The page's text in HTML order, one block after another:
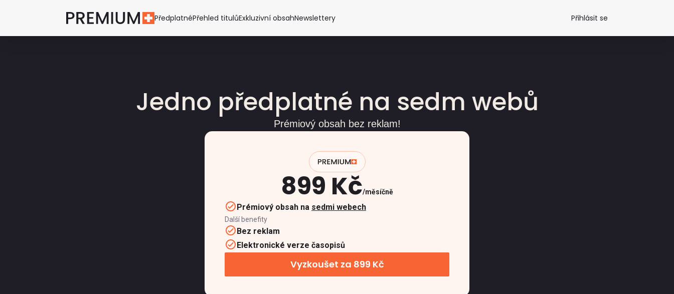
PředplatnéPřehled titulůExkluzivní obsahNewslettery Přihlásit se
Jedno předplatné na sedm webů
Prémiový obsah bez reklam!
899 Kč měsíčně
Prémiový obsah na sedmi webech
Další benefity
Bez reklam
Elektronické verze časopisů
Vyzkoušet za 899 Kč